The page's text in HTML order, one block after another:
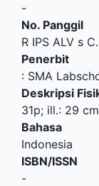
-
No. Panggil
R IPS ALV s
Penerbit
: SMA
Deskripsi
31p; ill.: 29 cm
Bahasa
Indonesia
ISBN/ISSN
-